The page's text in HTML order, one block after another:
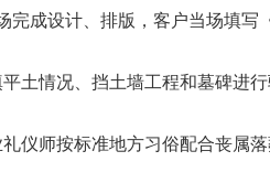
完成设计、排版，客户当场填写
情况、挡土墙工程和墓碑进行
师按标准地方习俗配合丧属落